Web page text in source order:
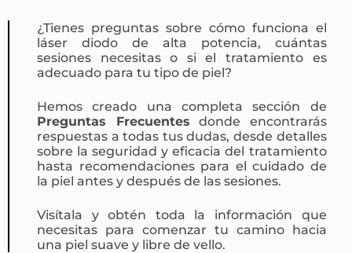
¿Tienes preguntas sobre cómo funciona el
láser diodo de alta potencia, cuántas
sesiones necesitas o si el tratamiento es
adecuado para tu tipo de piel?
Hemos creado una completa sección de
Preguntas Frecuentes donde encontrarás
respuestas a todas tus dudas, desde detalles
sobre la seguridad y eficacia del tratamiento
hasta recomendaciones para el cuidado de
la piel antes y después de las sesiones.
Visítala y obtén toda la información que
necesitas para comenzar tu camino hacia
una piel suave y libre de vello.